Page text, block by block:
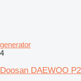
generator
4
Doosan DAEWOO